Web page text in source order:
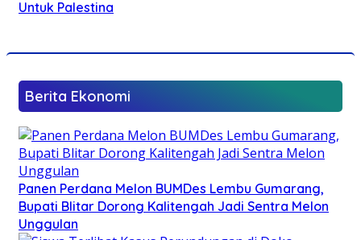
Untuk Palestina
Berita Ekonomi
Panen Perdana Melon BUMDes Lembu Gumarang,
Bupati Blitar Dorong Kalitengah Jadi Sentra Melon
Unggulan